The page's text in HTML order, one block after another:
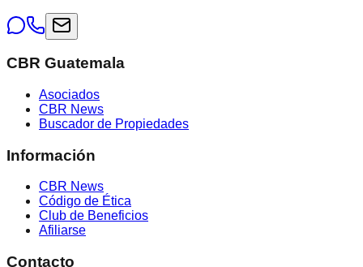
CBR Guatemala
Asociados
CBR News
Buscador de Propiedades
Información
CBR News
Código de Ética
Club de Beneficios
Afiliarse
Contacto